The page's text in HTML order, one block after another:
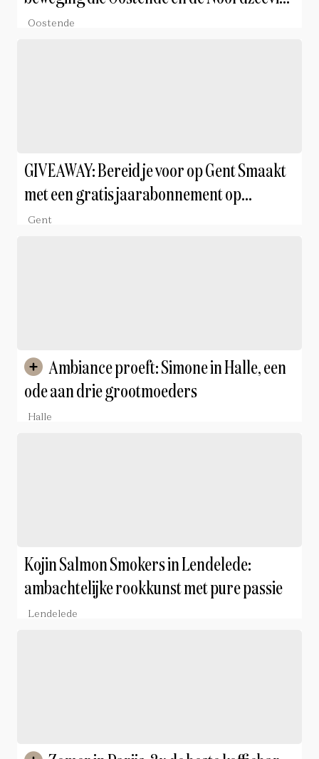
in de spotlights zet
Oostende
GIVEAWAY: Bereid je voor op Gent Smaakt
met een gratis jaarabonnement op
Culinaire Ambiance
Gent
ode aan drie grootmoeders
Halle
Kojin Salmon Smokers in Lendelede:
ambachtelijke rookkunst met pure passie
Lendelede